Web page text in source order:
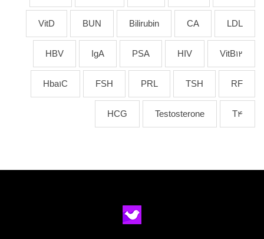
LDL
CA
Bilirubin
BUN
VitD
VitB12
HIV
PSA
IgA
HBV
RF
TSH
PRL
FSH
Hba1C
T4
Testosterone
HCG